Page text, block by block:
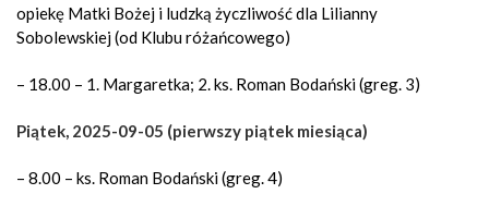
opiekę Matki Bożej i ludzką życzliwość dla Lilianny
Sobolewskiej (od Klubu różańcowego)
– 18.00 – 1. Margaretka; 2. ks. Roman Bodański (greg. 3)
Piątek, 2025-09-05 (pierwszy piątek miesiąca)
– 8.00 – ks. Roman Bodański (greg. 4)